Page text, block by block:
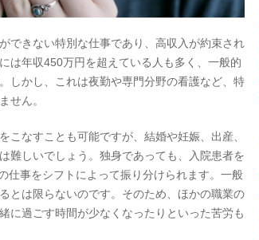
できない特別な仕事であり、高収入が約束され
は年収450万円を超えている人も多く、一般的
しかし、これは夜勤や専門分野の看護など、特
せん。
なすことも可能ですが、結婚や妊娠、出産、
難しいでしょう。独身であっても、入院患者を
仕事をシフトによって振り分けられます。一般
とは限らないのです。そのため、ほかの職業の
に過ごす時間が少なくなったりといった苦労も